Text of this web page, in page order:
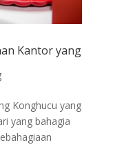
Kantor yang
Konghucu yang
yang bahagia